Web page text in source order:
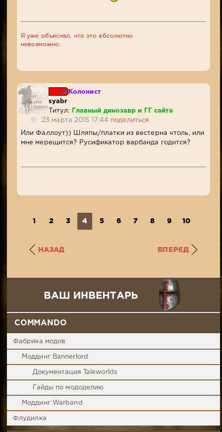
Я уже объяснял, что это абсолютно
невозможно.
Колонист
syabr
Титул:
Главный динозавр и ГГ сайта
23 марта 2015 17:44 поделиться
Или Фаллоут)) Шляпы/платки из вестерна чтоль, или
мне мерещится? Русификатор варбанда годится?
1 2 3 4 5 6 7 8 9 10
НАЗАД ВПЕРЕД
COMMANDO
Фабрика модов
Моддинг Bannerlord
Документация Taleworlds
Гайды по мододелию
Моддинг Warband
Флудилка